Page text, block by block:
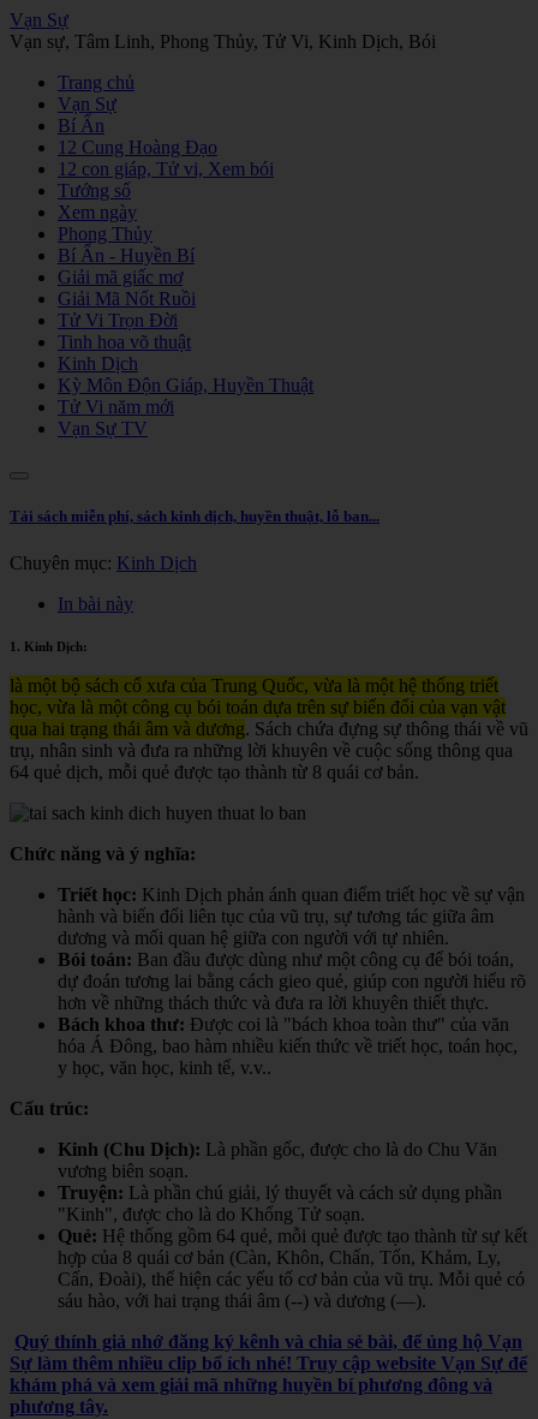
Vạn Sự
Vạn sự, Tâm Linh, Phong Thủy, Tử Vi, Kinh Dịch, Bói
Trang chủ
Vạn Sự
Bí Ẩn
12 Cung Hoàng Đạo
12 con giáp, Tử vi, Xem bói
Tướng số
Xem ngày
Phong Thủy
Bí Ẩn - Huyền Bí
Giải mã giấc mơ
Giải Mã Nốt Ruồi
Tử Vi Trọn Đời
Tinh hoa võ thuật
Kinh Dịch
Kỳ Môn Độn Giáp, Huyền Thuật
Tử Vi năm mới
Vạn Sự TV
Tải sách miễn phí, sách kinh dịch, huyền thuật, lỗ ban...
Chuyên mục: Kinh Dịch
In bài này
1. Kinh Dịch:
là một bộ sách cổ xưa của Trung Quốc, vừa là một hệ thống triết
học, vừa là một công cụ bói toán dựa trên sự biến đổi của vạn vật
qua hai trạng thái âm và dương. Sách chứa đựng sự thông thái về vũ
trụ, nhân sinh và đưa ra những lời khuyên về cuộc sống thông qua
64 quẻ dịch, mỗi quẻ được tạo thành từ 8 quái cơ bản.
Chức năng và ý nghĩa:
Triết học: Kinh Dịch phản ánh quan điểm triết học về sự vận
hành và biến đổi liên tục của vũ trụ, sự tương tác giữa âm
dương và mối quan hệ giữa con người với tự nhiên.
Bói toán: Ban đầu được dùng như một công cụ để bói toán,
dự đoán tương lai bằng cách gieo quẻ, giúp con người hiểu rõ
hơn về những thách thức và đưa ra lời khuyên thiết thực.
Bách khoa thư: Được coi là "bách khoa toàn thư" của văn
hóa Á Đông, bao hàm nhiều kiến thức về triết học, toán học,
y học, văn học, kinh tế, v.v..
Cấu trúc:
Kinh (Chu Dịch): Là phần gốc, được cho là do Chu Văn
vương biên soạn.
Truyện: Là phần chú giải, lý thuyết và cách sử dụng phần
"Kinh", được cho là do Khổng Tử soạn.
Quẻ: Hệ thống gồm 64 quẻ, mỗi quẻ được tạo thành từ sự kết
hợp của 8 quái cơ bản (Càn, Khôn, Chấn, Tốn, Khảm, Ly,
Cấn, Đoài), thể hiện các yếu tố cơ bản của vũ trụ. Mỗi quẻ có
sáu hào, với hai trạng thái âm (--) và dương (—).
Quý thính giả nhớ đăng ký kênh và chia sẻ bài, để ủng hộ Vạn
Sự làm thêm nhiều clip bổ ích nhé! Truy cập website Vạn Sự để
khám phá và xem giải mã những huyền bí phương đông và
phương tây.